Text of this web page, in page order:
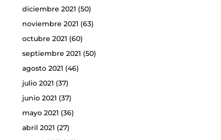
diciembre 2021 (50)
noviembre 2021 (63)
octubre 2021 (60)
septiembre 2021 (50)
agosto 2021 (46)
julio 2021 (37)
junio 2021 (37)
mayo 2021 (36)
abril 2021 (27)